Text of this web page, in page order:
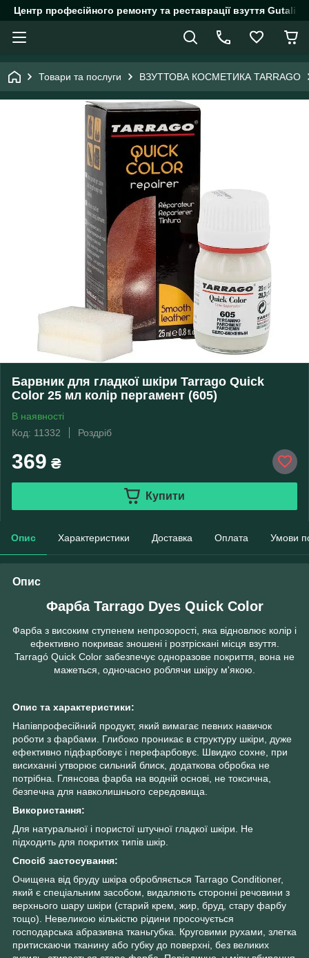
Центр професійного ремонту та реставрації взуття
Товари та послуги ВЗУТТОВА КОСМЕТИКА TARRAGO
Барвник для гладкої шкіри Tarrago Quick
Color 25 мл колір пергамент (605)
В наявності
Код: 11332
Роздріб
369 ₴
Купити
Опис Характеристики Доставка Оплата Умови
Опис
Фарба Tarrago Dyes Quick Color
Фарба з високим ступенем непрозорості, яка відновлює колір і
ефективно покриває зношені і розтріскані місця взуття.
Tarragó Quick Color забезпечує одноразове покриття, вона не
мажеться, одночасно роблячи шкіру м'якою.
Опис та характеристики:
Напівпрофесійний продукт, який вимагає певних навичок
роботи з фарбами. Глибоко проникає в структуру шкіри, дуже
ефективно підфарбовує і перефарбовує. Швидко сохне, при
висиханні утворює сильний блиск, додаткова обробка не
потрібна. Глянсова фарба на водній основі, не токсична,
безпечна для навколишнього середовища.
Використання:
Для натуральної і пористої штучної гладкої шкіри. Не
підходить для покритих типів шкір.
Спосіб застосування:
Очищена від бруду шкіра обробляється Tarrago Conditioner,
який є спеціальним засобом, видаляють сторонні речовини з
верхнього шару шкіри (старий крем, жир, бруд, стару фарбу
тощо). Невеликою кількістю рідини просочується
господарська абразивна тканьгубка. Круговими рухами, злегка
притискаючи тканину або губку до поверхні, без великих